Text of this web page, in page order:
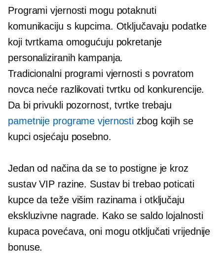
Programi vjernosti mogu potaknuti
komunikaciju s kupcima. Otključavaju podatke
koji tvrtkama omogućuju pokretanje
personaliziranih kampanja.
Tradicionalni programi vjernosti s povratom
novca neće razlikovati tvrtku od konkurencije.
Da bi privukli pozornost, tvrtke trebaju
pametnije programe vjernosti zbog kojih se
kupci osjećaju posebno.
Jedan od načina da se to postigne je kroz
sustav VIP razine. Sustav bi trebao poticati
kupce da teže višim razinama i otključaju
ekskluzivne nagrade. Kako se saldo lojalnosti
kupaca povećava, oni mogu otključati vrijednije
bonuse.